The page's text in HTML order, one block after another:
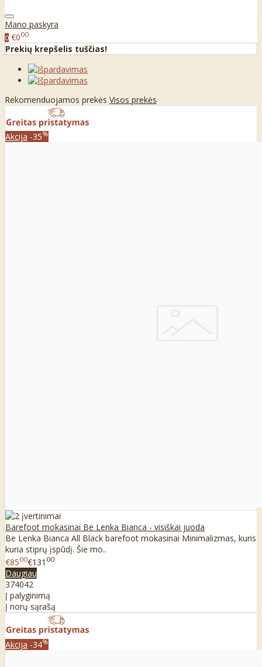
Mano paskyra
0 €000
Prekių krepšelis tuščias!
Rekomenduojamos prekės Visos prekės
Akcija -35%
Barefoot mokasinai Be Lenka Bianca - visiškai juoda
Be Lenka Bianca All Black barefoot mokasinai Minimalizmas, kuris
kuria stiprų įspūdį. Šie mo..
€8500€131 00
Daugiau
374042
Į palyginimą
Į norų sąrašą
Akcija -34%